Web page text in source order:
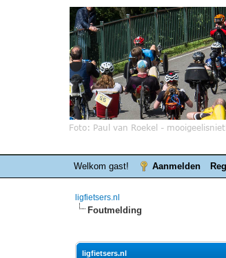
Welkom gast! Aanmelden
ligfietsers.nl
Foutmelding
ligfietsers.nl